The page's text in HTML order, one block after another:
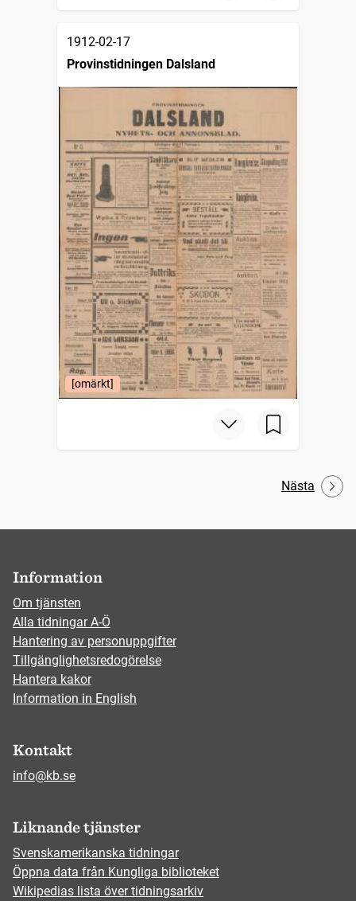
1912-02-17
Provinstidningen Dalsland
[omärkt]
Nästa
Information
Om tjänsten
Alla tidningar A-Ö
Hantering av personuppgifter
Tillgänglighetsredogörelse
Hantera kakor
Information in English
Kontakt
info@kb.se
Liknande tjänster
Svenskamerikanska tidningar
Öppna data från Kungliga biblioteket
Wikipedias lista över tidningsarkiv